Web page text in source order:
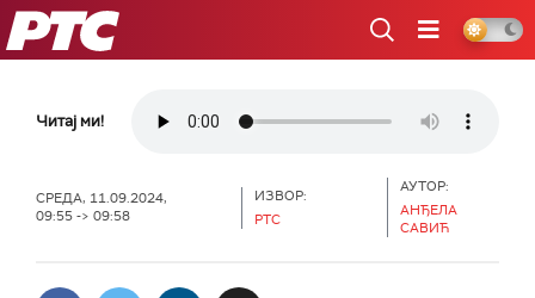
РТС
Читај ми!
СРЕДА, 11.09.2024,
09:55 -> 09:58
ИЗВОР:
РТС
АУТОР:
АНЂЕЛА
САВИЋ